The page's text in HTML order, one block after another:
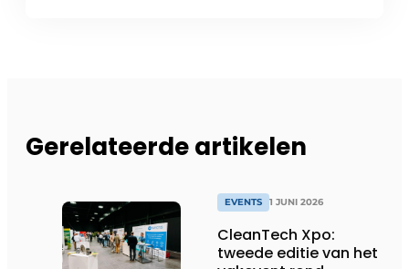
Gerelateerde artikelen
EVENTS 1 JUNI 2026
CleanTech Xpo:
tweede editie van het